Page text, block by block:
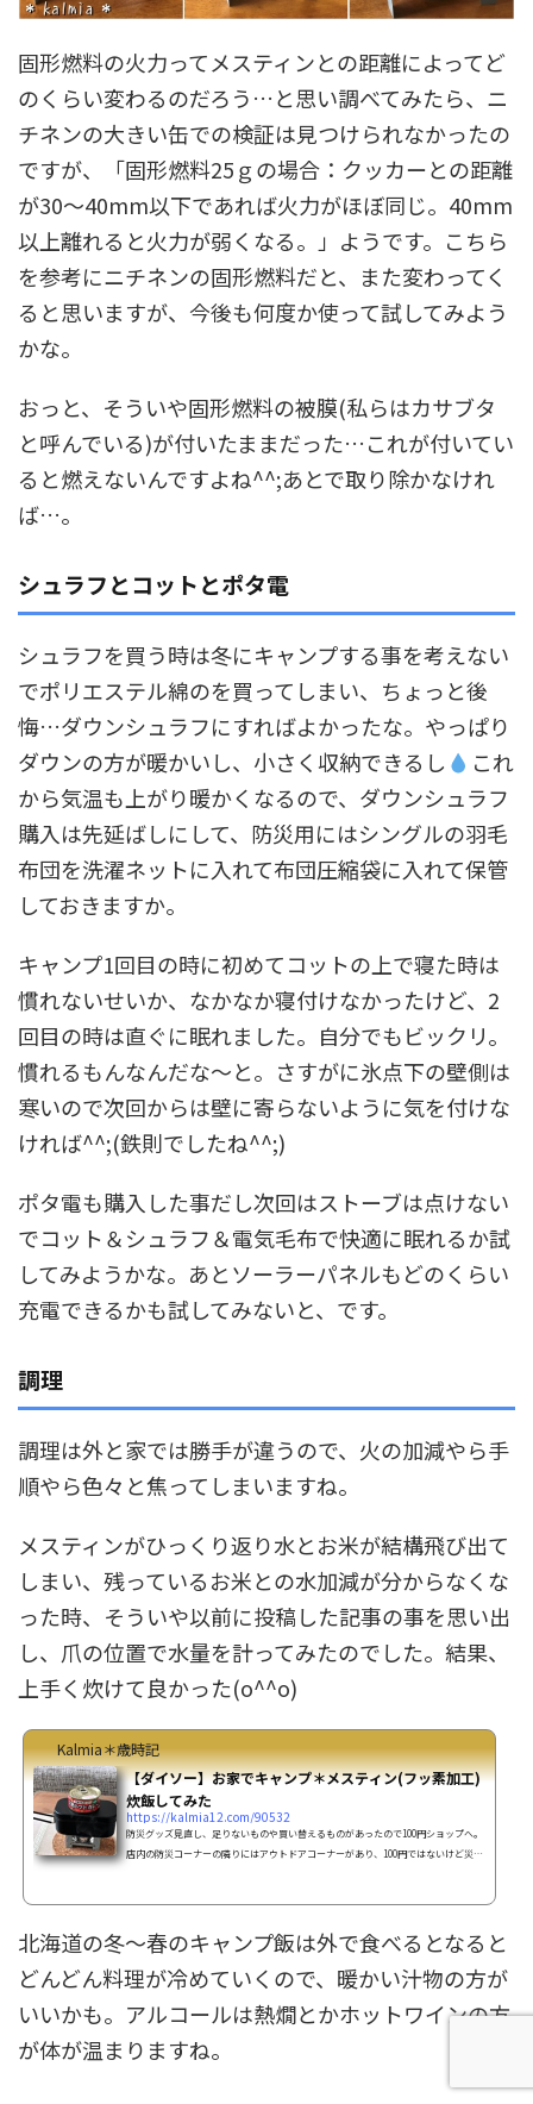
固形燃料の火力ってメスティンとの距離によってど
のくらい変わるのだろう…と思い調べてみたら、ニ
チネンの大きい缶での検証は見つけられなかったの
ですが、「固形燃料25ｇの場合：クッカーとの距離
が30～40mm以下であれば火力がほぼ同じ。40mm
以上離れると火力が弱くなる。」ようです。こちら
を参考にニチネンの固形燃料だと、また変わってく
ると思いますが、今後も何度か使って試してみよう
かな。
おっと、そういや固形燃料の被膜(私らはカサブタ
と呼んでいる)が付いたままだった…これが付いてい
ると燃えないんですよね^^;あとで取り除かなけれ
ば…。
シュラフとコットとポタ電
シュラフを買う時は冬にキャンプする事を考えない
でポリエステル綿のを買ってしまい、ちょっと後
悔…ダウンシュラフにすればよかったな。やっぱり
ダウンの方が暖かいし、小さく収納できるし
これ
から気温も上がり暖かくなるので、ダウンシュラフ
購入は先延ばしにして、防災用にはシングルの羽毛
布団を洗濯ネットに入れて布団圧縮袋に入れて保管
しておきますか。
キャンプ1回目の時に初めてコットの上で寝た時は
慣れないせいか、なかなか寝付けなかったけど、2
回目の時は直ぐに眠れました。自分でもビックリ。
慣れるもんなんだな～と。さすがに氷点下の壁側は
寒いので次回からは壁に寄らないように気を付けな
ければ^^;(鉄則でしたね^^;)
ポタ電も購入した事だし次回はストーブは点けない
でコット＆シュラフ＆電気毛布で快適に眠れるか試
してみようかな。あとソーラーパネルもどのくらい
充電できるかも試してみないと、です。
調理
調理は外と家では勝手が違うので、火の加減やら手
順やら色々と焦ってしまいますね。
メスティンがひっくり返り水とお米が結構飛び出て
しまい、残っているお米との水加減が分からなくな
った時、そういや以前に投稿した記事の事を思い出
し、爪の位置で水量を計ってみたのでした。結果、
上手く炊けて良かった(o^^o)
Kalmia＊歳時記
【ダイソー】お家でキャンプ＊メスティン(フッ素加工)
炊飯してみた
https://kalmia12.com/90532
防災グッズ見直し、足りないものや買い替えるものがあったので100円ショップへ。
店内の防災コーナーの隣りにはアウトドアコーナーがあり、100円ではないけど災害
ソー＊黒メスティン(フッ素加工)で炊飯してみる(1合)米1合=固形燃料25ｇ(約20分)
1.5合=固形燃料30ｇ(約22分)で問題なく炊けました。...
北海道の冬～春のキャンプ飯は外で食べるとなると
どんどん料理が冷めていくので、暖かい汁物の方が
いいかも。アルコールは熱燗とかホットワインの方
が体が温まりますね。